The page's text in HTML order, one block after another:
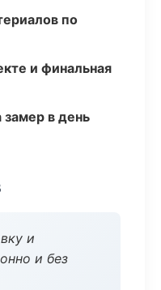
по
и финальная
в день
и
и без